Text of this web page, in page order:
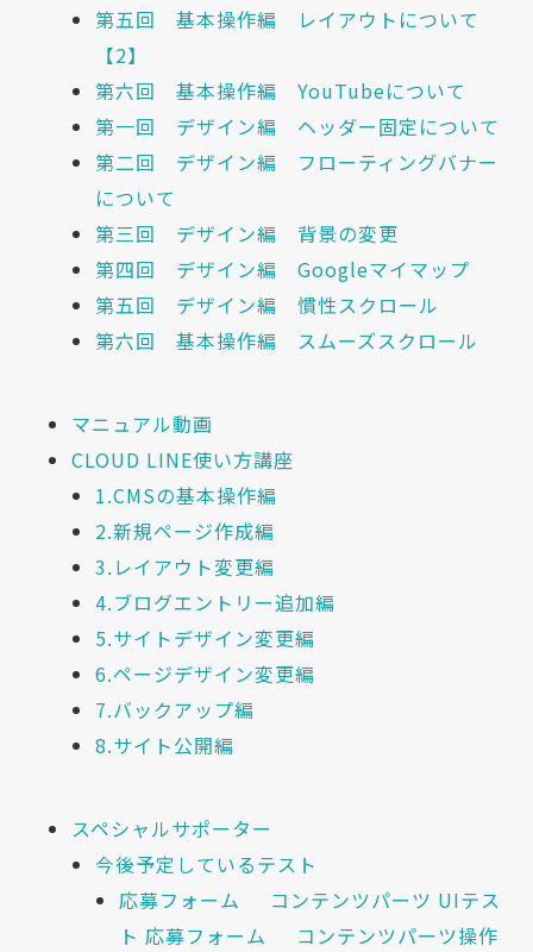
第五回 基本操作編 レイアウトについて
【2】
第六回 基本操作編 YouTubeについて
第一回 デザイン編 ヘッダー固定について
第二回 デザイン編 フローティングバナー
について
第三回 デザイン編 背景の変更
第四回 デザイン編 Googleマイマップ
第五回 デザイン編 慣性スクロール
第六回 基本操作編 スムーズスクロール
マニュアル動画
CLOUD LINE使い方講座
1.CMSの基本操作編
2.新規ページ作成編
3.レイアウト変更編
4.ブログエントリー追加編
5.サイトデザイン変更編
6.ページデザイン変更編
7.バックアップ編
8.サイト公開編
スペシャルサポーター
今後予定しているテスト
応募フォーム
コンテンツパーツ UIテス
ト 応募フォーム
コンテンツパーツ操作